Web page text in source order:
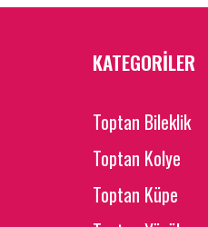
KATEGORİLER
Toptan Bileklik
Toptan Kolye
Toptan Küpe